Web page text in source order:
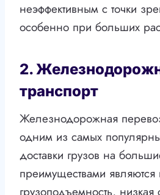
неэффективным с точки
особенно при больших
2.
транспорт
Железнодорожная
одним из самых
доставки грузов на
преимуществами являются